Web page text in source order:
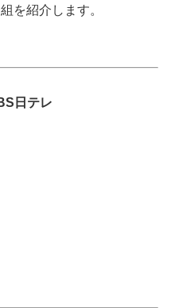
を紹介します。
日テレ